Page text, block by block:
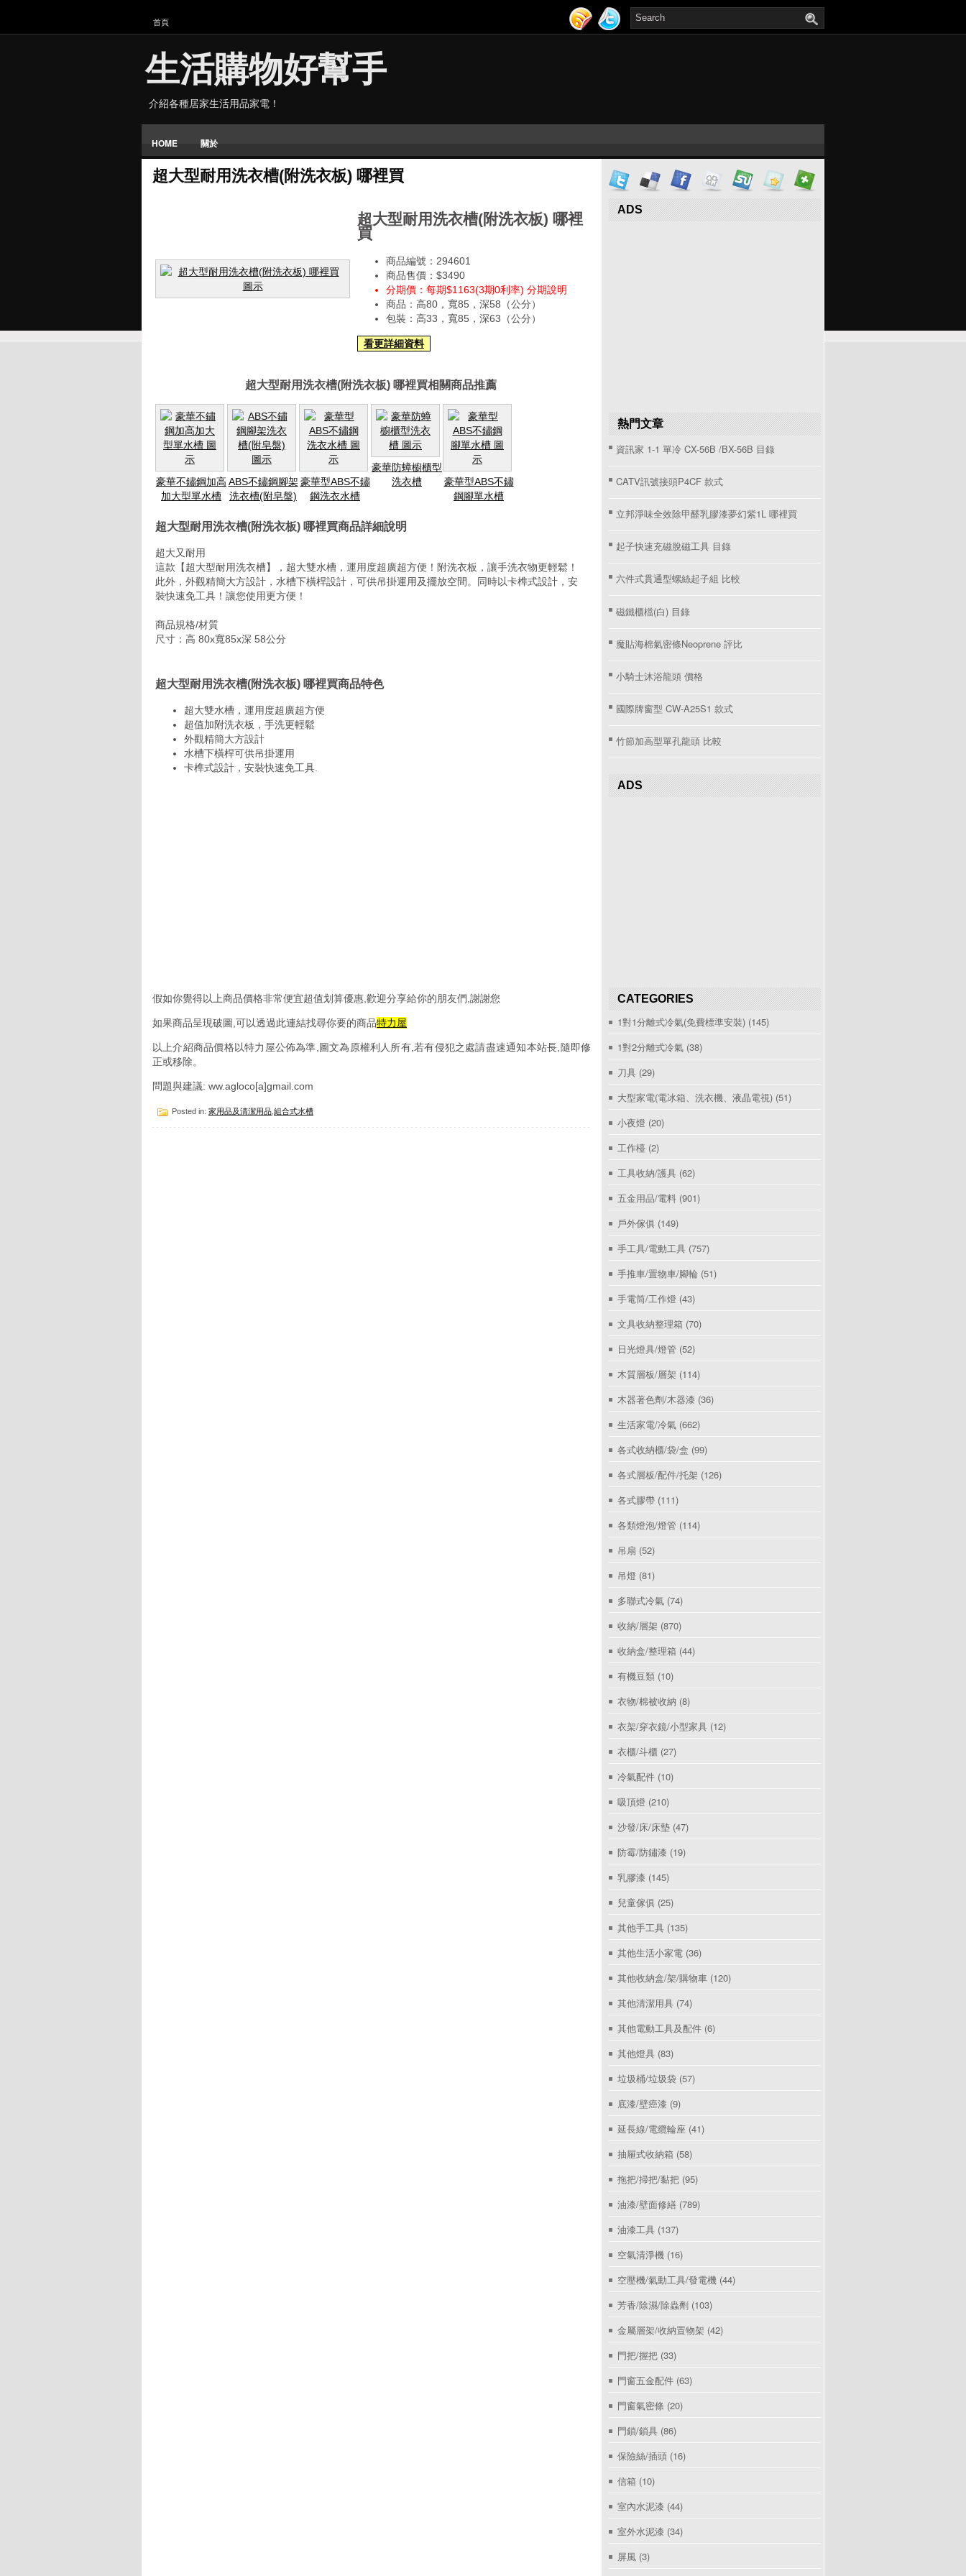
首頁
生活購物好幫手
介紹各種居家生活用品家電！
HOME 關於
超大型耐用洗衣槽(附洗衣板) 哪裡買
超大型耐用洗衣槽(附洗衣板) 哪裡
買
商品編號：294601
商品售價：$3490
分期價：每期$1163(3期0利率) 分期說明
商品：高80，寬85，深58（公分）
包裝：高33，寬85，深63（公分）
看更詳細資料
超大型耐用洗衣槽(附洗衣板) 哪裡買相關商品推薦
豪華不鏽鋼加高
加大型單水槽
ABS不鏽鋼腳架
洗衣槽(附皂盤)
豪華型ABS不鏽
鋼洗衣水槽
豪華防蟑櫥櫃型
洗衣槽
豪華型ABS不鏽
鋼腳單水槽
超大型耐用洗衣槽(附洗衣板) 哪裡買商品詳細說明
超大又耐用
這款【超大型耐用洗衣槽】，超大雙水槽，運用度超廣超方便！附洗衣板，讓手洗衣物更輕鬆！
此外，外觀精簡大方設計，水槽下橫桿設計，可供吊掛運用及擺放空間。同時以卡榫式設計，安
裝快速免工具！讓您使用更方便！
商品規格/材質
尺寸：高 80x寬85x深 58公分
超大型耐用洗衣槽(附洗衣板) 哪裡買商品特色
超大雙水槽，運用度超廣超方便
超值加附洗衣板，手洗更輕鬆
外觀精簡大方設計
水槽下橫桿可供吊掛運用
卡榫式設計，安裝快速免工具.
假如你覺得以上商品價格非常便宜超值划算優惠,歡迎分享給你的朋友們,謝謝您
如果商品呈現破圖,可以透過此連結找尋你要的商品特力屋
以上介紹商品價格以特力屋公佈為準,圖文為原權利人所有,若有侵犯之處請盡速通知本站長,隨即修
正或移除。
問題與建議: ww.agloco[a]gmail.com
Posted in: 家用品及清潔用品 組合式水槽
ADS
熱門文章
資訊家 1-1 單冷 CX-56B /BX-56B 目錄
CATV訊號接頭P4CF 款式
立邦淨味全效除甲醛乳膠漆夢幻紫1L 哪裡買
起子快速充磁脫磁工具 目錄
六件式貫通型螺絲起子組 比較
磁鐵櫃檔(白) 目錄
魔貼海棉氣密條Neoprene 評比
小騎士沐浴龍頭 價格
國際牌窗型 CW-A25S1 款式
竹節加高型單孔龍頭 比較
ADS
CATEGORIES
1對1分離式冷氣(免費標準安裝) (145)
1對2分離式冷氣 (38)
刀具 (29)
大型家電(電冰箱、洗衣機、液晶電視) (51)
小夜燈 (20)
工作檯 (2)
工具收納/護具 (62)
五金用品/電料 (901)
戶外傢俱 (149)
手工具/電動工具 (757)
手推車/置物車/腳輪 (51)
手電筒/工作燈 (43)
文具收納整理箱 (70)
日光燈具/燈管 (52)
木質層板/層架 (114)
木器著色劑/木器漆 (36)
生活家電/冷氣 (662)
各式收納櫃/袋/盒 (99)
各式層板/配件/托架 (126)
各式膠帶 (111)
各類燈泡/燈管 (114)
吊扇 (52)
吊燈 (81)
多聯式冷氣 (74)
收納/層架 (870)
收納盒/整理箱 (44)
有機豆類 (10)
衣物/棉被收納 (8)
衣架/穿衣鏡/小型家具 (12)
衣櫃/斗櫃 (27)
冷氣配件 (10)
吸頂燈 (210)
沙發/床/床墊 (47)
防霉/防鏽漆 (19)
乳膠漆 (145)
兒童傢俱 (25)
其他手工具 (135)
其他生活小家電 (36)
其他收納盒/架/購物車 (120)
其他清潔用具 (74)
其他電動工具及配件 (6)
其他燈具 (83)
垃圾桶/垃圾袋 (57)
底漆/壁癌漆 (9)
延長線/電纜輪座 (41)
抽屜式收納箱 (58)
拖把/掃把/黏把 (95)
油漆/壁面修繕 (789)
油漆工具 (137)
空氣清淨機 (16)
空壓機/氣動工具/發電機 (44)
芳香/除濕/除蟲劑 (103)
金屬層架/收納置物架 (42)
門把/握把 (33)
門窗五金配件 (63)
門窗氣密條 (20)
門鎖/鎖具 (86)
保險絲/插頭 (16)
信箱 (10)
室內水泥漆 (44)
室外水泥漆 (34)
屏風 (3)